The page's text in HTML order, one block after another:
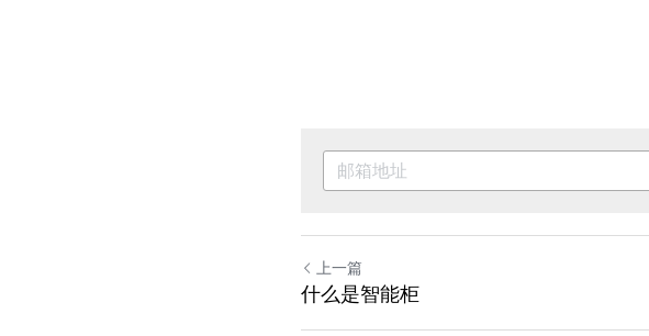
上一篇
什么是智能柜